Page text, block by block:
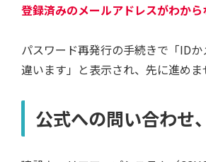
登録済みのメールアドレスがわから
パスワード再発行の手続きで「ID
違います」と表示され、先に進めま
公式への問い合わせ